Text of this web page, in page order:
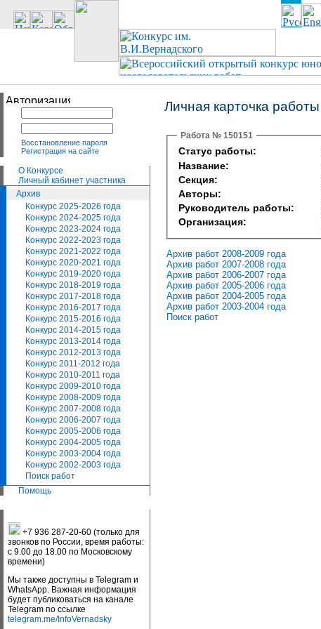
Восстановление пароля
Регистрация на сайте
О Конкурсе
Личный кабинет участника
Архив
Конкурс 2025-2026 года
Конкурс 2024-2025 года
Конкурс 2023-2024 года
Конкурс 2022-2023 года
Конкурс 2021-2022 года
Конкурс 2020-2021 года
Конкурс 2019-2020 года
Конкурс 2018-2019 года
Конкурс 2017-2018 года
Конкурс 2016-2017 года
Конкурс 2015-2016 года
Конкурс 2014-2015 года
Конкурс 2013-2014 года
Конкурс 2012-2013 года
Конкурс 2011-2012 года
Конкурс 2010-2011 года
Конкурс 2009-2010 года
Конкурс 2008-2009 года
Конкурс 2007-2008 года
Конкурс 2006-2007 года
Конкурс 2005-2006 года
Конкурс 2004-2005 года
Конкурс 2003-2004 года
Конкурс 2002-2003 года
Поиск работ
Помощь
+7 936 287-20-60 (только для
звонков по России, время работы:
с 9.00 до 18.00 по Московскому
времени)
Мы также доступны в Telegram и
WhatsApp. Важная информация
будет публиковаться на канале
Telegram по ссылке
telegram.me/InfoVernadsky
Личная карточка работы
Работа № 150151
Статус работы:
Название:
Секция:
Авторы:
Руководитель работы:
Организация:
Архив работ 2008-2009 года
Архив работ 2007-2008 года
Архив работ 2006-2007 года
Архив работ 2005-2006 года
Архив работ 2004-2005 года
Архив работ 2003-2004 года
Поиск работ